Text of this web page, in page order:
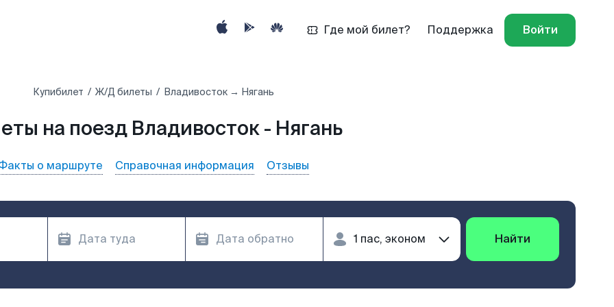
Где мой билет? Поддержка Войти
Купибилет Ж/Д билеты Владивосток → Нягань
на поезд Владивосток - Нягань
о маршруте Справочная информация Отзывы
Найти